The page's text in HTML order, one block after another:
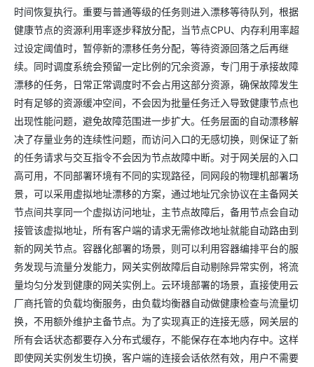
时间恢复执行。重要与普通等级的任务则进入漂移等待队列，根据
健康节点的资源利用率逐步释放分配，当节点CPU、内存利用率超
过设定阈值时，暂停新的漂移任务分配，等待资源回落之后再继
续。同时调度系统会预留一定比例的冗余资源，专门用于承接故障
漂移的任务，日常正常调度时不会占用这部分资源，确保故障发生
时有足够的资源缓冲空间，不会因为批量任务迁入导致健康节点也
出现性能问题，避免故障范围进一步扩大。任务层面的自动漂移解
决了存量业务的连续性问题，而访问入口的无感切换，则保证了新
的任务请求与交互指令不会因为节点故障中断。对于网关层的入口
高可用，不同部署环境有不同的实现路径，同网段的物理机部署场
景，可以采用虚拟地址漂移的方案，通过地址冗余协议在主备网关
节点间共享同一个虚拟访问地址，主节点故障后，备用节点会自动
接管该虚拟地址，所有客户端的请求无需修改地址就能自动路由到
新的网关节点。容器化部署的场景，则可以利用容器编排平台的服
务发现与流量分发能力，网关实例故障后自动剔除异常实例，将流
量均匀分发到健康的网关实例上。云环境部署的场景，直接使用云
厂商托管的负载均衡服务，由负载均衡器自动做健康检查与流量切
换，不用额外维护主备节点。为了实现真正的连接无感，网关层的
所有会话状态都要存入分布式缓存，不能保存在本地内存中。这样
即使网关实例发生切换，客户端的连接会话依然有效，用户不需要